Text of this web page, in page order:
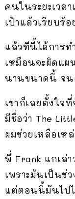
คนในระยะเวล
เป้าแล้วเรียบร้อ
แล้วทีนี้ไอ้การท
เหมือนจะผิดแผ
นานขนาดนี้ จน
เขาก็เลยตั้งใจ
มีชื่อว่า The
ผมช่วยเหลือเห
พี่ Frank แกเล่
เพราะมันเป็นช่
แต่ตอนนี้มันไปไ